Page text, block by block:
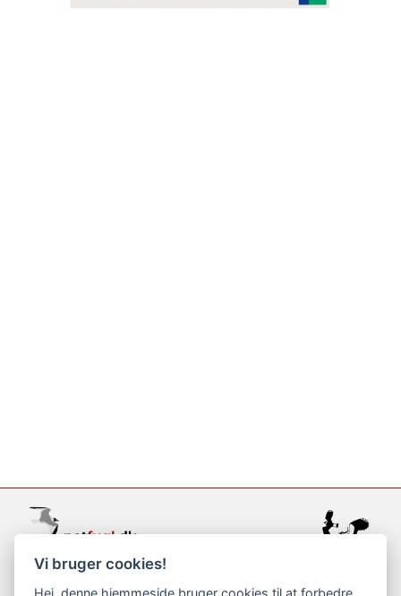
support@netfugl.dk
Vi bruger cookies!
Hej, denne hjemmeside bruger cookies til at forbedre